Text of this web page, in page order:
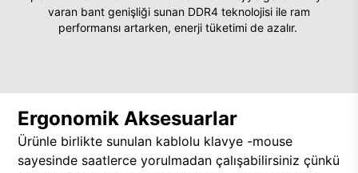
varan bant genişliği sunan DDR4 teknolojisi ile ram
performansı artarken, enerji tüketimi de azalır.
Ergonomik Aksesuarlar
Ürünle birlikte sunulan kablolu klavye -mouse
sayesinde saatlerce yorulmadan çalışabilirsiniz çünkü